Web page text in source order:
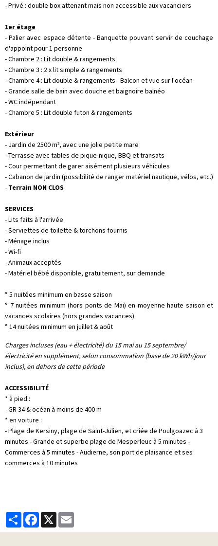
- Privé : double box attenant mais non accessible aux vacanciers
1er étage
- Palier avec espace détente - Banquette pouvant servir de couchage
d'appoint pour 1 personne
- Chambre 2 : Lit double & rangements
- Chambre 3 : 2 x lit simple & rangements
- Chambre 4 : Lit double & rangements - Balcon et vue sur l'océan
- Grande salle de bain avec douche et baignoire balnéo
- WC indépendant
- Chambre 5 : Lit double futon & rangements
Extérieur
- Jardin de 2500 m², avec une jolie petite mare
- Terrasse avec tables de pique-nique, BBQ et transats
- Cour permettant de garer aisément plusieurs véhicules
- Cabanon de jardin (possibilité de ranger matériel nautique, vélos, etc.)
- Terrain NON CLOS
SERVICES
- Lits faits à l'arrivée
- Serviettes de toilette & torchons fournis
- Ménage inclus
- Wi-fi
- Animaux acceptés
- Matériel bébé disponible, gratuitement, sur demande
° 5 nuitées minimum en basse saison
° 7 nuitées minimum (hors ponts de Mai) en moyenne haute saison et
vacances scolaires (hors grandes vacances)
° 14 nuitées minimum en juillet & août
Charges incluses (eau + électricité) du 15 mai au 15 septembre/
électricité en supplément, selon consommation (base de 20 kWh/jour
inclus), en dehors de cette période
ACCESSIBILITÉ
* à pied :
- GR 34 & océan à moins de 400 m
* en voiture :
- Plage de Kersiny, plage de Saint-Julien, et criée de Poulgoazec à 3
minutes - Grande et superbe plage de Mesperleuc à 5 minutes -
Commerces à 5 minutes - Audierne, son port de plaisance et ses
commerces à 10 minutes
PartagerFacebook
X